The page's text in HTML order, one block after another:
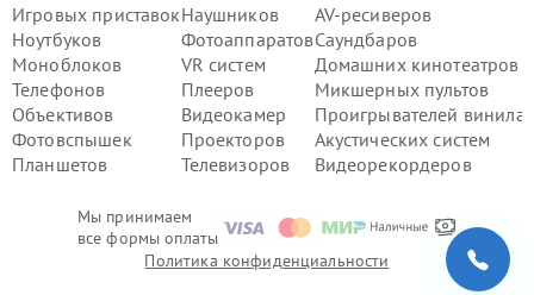
Мы принимаем
все формы оплаты
Игровых приставок
Ноутбуков
Моноблоков
Телефонов
Объективов
Фотовспышек
Планшетов
Наушников
Фотоаппаратов
VR систем
Плееров
Видеокамер
Проекторов
Телевизоров
AV-ресиверов
Саундбаров
Домашних кинотеатров
Микшерных пультов
Проигрывателей винила
Акустических систем
Видеорекордеров
Sony в г.Самара
Замена разъема питания планшета
Sony в г.Пермь
Замена разъема питания планшета
Sony в г.Красноярск
Замена разъема питания планшета
Sony в г.Ижевск
Замена разъема питания планшета
Sony в г. Челябинск
Замена разъема питания планшета
Sony в г.Тюмень
Замена разъема питания планшета
Политика конфиденциальности